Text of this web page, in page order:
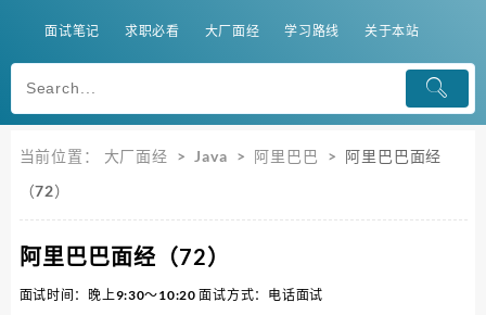
面试笔记 求职必看 大厂面经 学习路线 关于本站
当前位置： 大厂面经 > Java > 阿里巴巴 > 阿里巴巴面经
（72）
阿里巴巴面经（72）
面试时间：晚上9:30～10:20 面试方式：电话面试